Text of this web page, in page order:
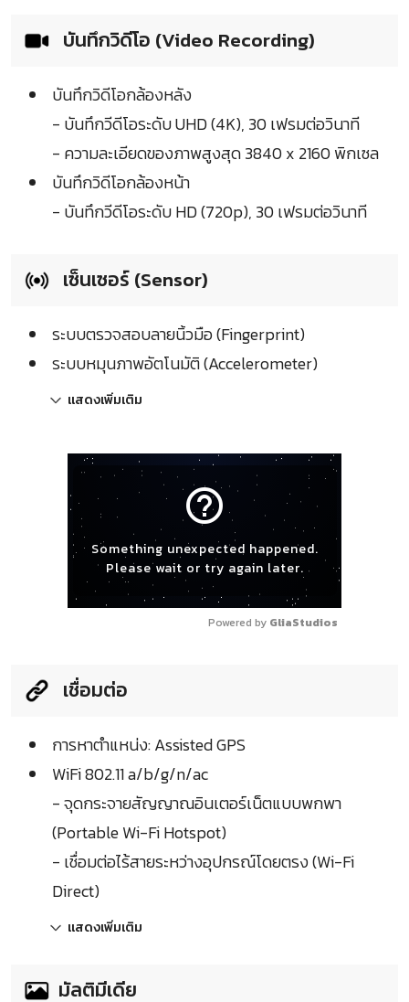
บันทึกวิดีโอ (Video Recording)
บันทึกวิดีโอกล้องหลัง
- บันทึกวีดีโอระดับ UHD (4K), 30 เฟรมต่อวินาที
- ความละเอียดของภาพสูงสุด 3840 x 2160 พิกเซล
บันทึกวิดีโอกล้องหน้า
- บันทึกวีดีโอระดับ HD (720p), 30 เฟรมต่อวินาที
เซ็นเซอร์ (Sensor)
ระบบตรวจสอบลายนิ้วมือ (Fingerprint)
ระบบหมุนภาพอัตโนมัติ (Accelerometer)
แสดงเพิ่มเติม
help_outline
Something unexpected happened.
Please wait or try again later.
Powered by GliaStudios
เชื่อมต่อ
การหาตำแหน่ง: Assisted GPS
WiFi 802.11 a/b/g/n/ac
- จุดกระจายสัญญาณอินเตอร์เน็ตแบบพกพา
(Portable Wi-Fi Hotspot)
- เชื่อมต่อไร้สายระหว่างอุปกรณ์โดยตรง (Wi-Fi
Direct)
แสดงเพิ่มเติม
มัลติมีเดีย